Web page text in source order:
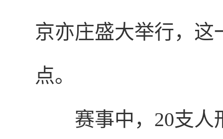
京亦庄盛大举行，
点。
赛事中，20支人